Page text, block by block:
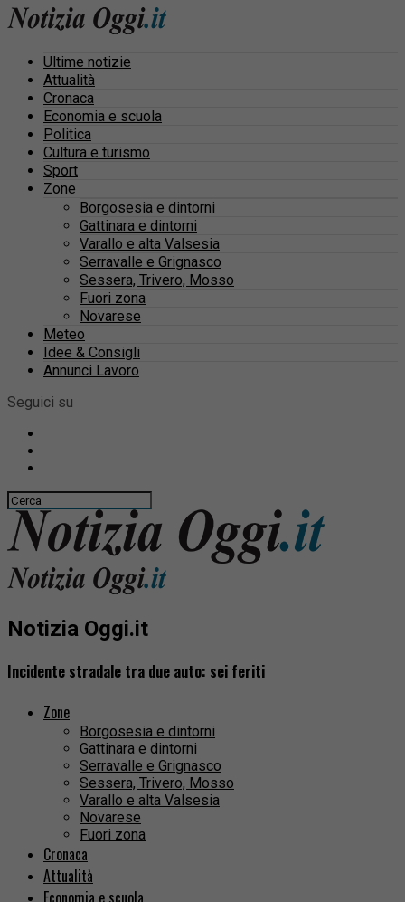
Ultime notizie
Attualità
Cronaca
Economia e scuola
Politica
Cultura e turismo
Sport
Zone
Borgosesia e dintorni
Gattinara e dintorni
Varallo e alta Valsesia
Serravalle e Grignasco
Sessera, Trivero, Mosso
Fuori zona
Novarese
Meteo
Idee & Consigli
Annunci Lavoro
Seguici su
Notizia Oggi.it
Incidente stradale tra due auto: sei feriti
Zone
Borgosesia e dintorni
Gattinara e dintorni
Serravalle e Grignasco
Sessera, Trivero, Mosso
Varallo e alta Valsesia
Novarese
Fuori zona
Cronaca
Attualità